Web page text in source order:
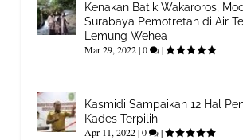
Kenakan Batik Wakaroros,
Surabaya Pemotretan di Air
Lemung Wehea
Mar 29, 2022|0 |
Kasmidi Sampaikan 12 Hal
Kades Terpilih
Apr 11, 2022|0 |